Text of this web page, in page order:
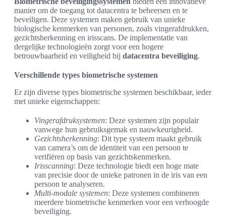
manier om de toegang tot datacentra te beheersen en te
beveiligen. Deze systemen maken gebruik van unieke
biologische kenmerken van personen, zoals vingerafdrukken,
gezichtsherkenning en irisscans. De implementatie van
dergelijke technologieën zorgt voor een hogere
betrouwbaarheid en veiligheid bij datacentra beveiliging.
Verschillende types biometrische systemen
Er zijn diverse types biometrische systemen beschikbaar, ieder
met unieke eigenschappen:
Vingerafdruksystemen: Deze systemen zijn populair
vanwege hun gebruiksgemak en nauwkeurigheid.
Gezichtsherkenning: Dit type systeem maakt gebruik
van camera’s om de identiteit van een persoon te
verifiëren op basis van gezichtskenmerken.
Irisscanning: Deze technologie biedt een hoge mate
van precisie door de unieke patronen in de iris van een
persoon te analyseren.
Multi-modale systemen: Deze systemen combineren
meerdere biometrische kenmerken voor een verhoogde
beveiliging.